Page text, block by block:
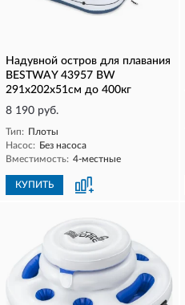
Надувной остров для плавания
BESTWAY 43957 BW
291х202х51см до 400кг
8 190 руб.
Тип: Плоты
Насос: Без насоса
Вместимость: 4-местные
КУПИТЬ